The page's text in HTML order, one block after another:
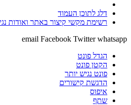
דלג לתוכן העמוד
רשימת מקשי קיצור באתר ואודות
email Facebook Twitter whatsapp
הגדל פונט
הקטן פונט
פונט נגיש יותר
הדגשת קישורים
איפוס
שתף